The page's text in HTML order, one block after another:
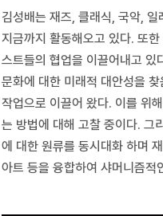
김성배는 재즈, 클래식, 국악,
지금까지 활동해오고 있다. 또
스트들의 협업을 이끌어내고
문화에 대한 미래적 대안성을
작업으로 이끌어 왔다. 이를 위
는 방법에 대해 고찰 중이다. 그
에 대한 원류를 동시대화 하며
아트 등을 융합하여 샤머니즘적